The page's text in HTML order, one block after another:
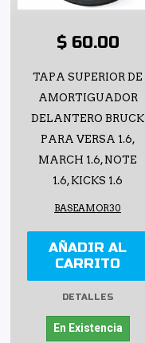
$ 60.00
TAPA SUPERIOR DE
AMORTIGUADOR
DELANTERO BRUCK
PARA VERSA 1.6,
MARCH 1.6, NOTE
1.6, KICKS 1.6
BASEAMOR30
AÑADIR AL
CARRITO
DETALLES
En Existencia